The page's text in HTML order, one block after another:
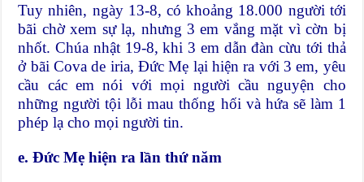
Tuy nhiên, ngày 13-8, có khoảng 18.000 người tới
bãi chờ xem sự lạ, nhưng 3 em vắng mặt vì cờn bị
nhốt. Chúa nhật 19-8, khi 3 em dẫn đàn cừu tới thả
ở bãi Cova de iria, Đức Mẹ lại hiện ra với 3 em, yêu
cầu các em nói với mọi người cầu nguyện cho
những người tội lỗi mau thống hối và hứa sẽ làm 1
phép lạ cho mọi người tin.
e. Đức Mẹ hiện ra lần thứ năm